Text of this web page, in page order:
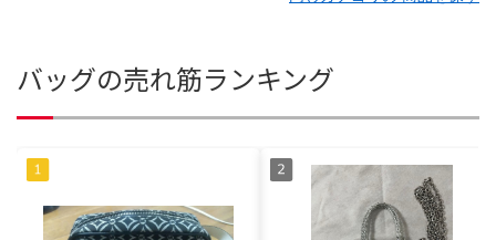
バッグの売れ筋ランキング